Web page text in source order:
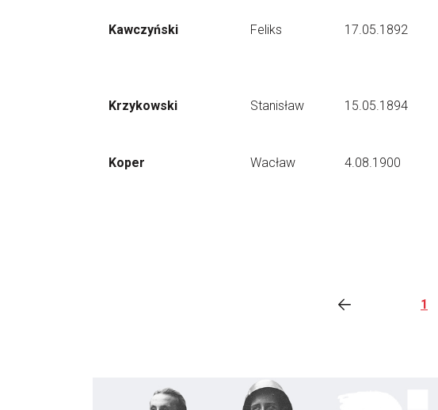
Kawczyński Feliks 17.05.1892
Krzykowski Stanisław 15.05.1894
Koper Wacław 4.08.1900
1